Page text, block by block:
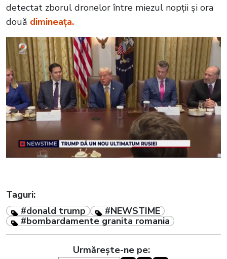
detectat zborul dronelor între miezul nopții și ora
două dimineața.
Taguri:
#donald trump
#NEWSTIME
#bombardamente granita romania
Urmărește-ne pe: